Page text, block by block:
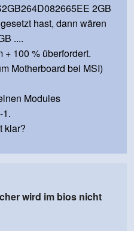
2GB
hast, dann wären
....
+ 100 % überfordert.
Motherboard bei MSI)
Modules
klar?
wird im bios nicht